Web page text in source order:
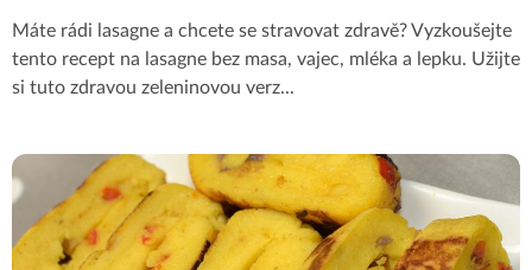
Máte rádi lasagne a chcete se stravovat zdravě? Vyzkoušejte
tento recept na lasagne bez masa, vajec, mléka a lepku. Užijte
si tuto zdravou zeleninovou verz...